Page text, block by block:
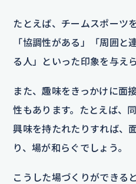
たとえば、チームスポーツ
「協調性がある」「周囲と
る人」といった印象を与えら
また、趣味をきっかけに面
性もあります。たとえば、
興味を持たれたりすれば、
り、場が和らぐでしょう。
こうした場づくりができると